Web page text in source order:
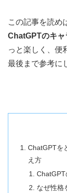
この記事を読め
ChatGPTのキ
っと楽しく、便
最後まで参考に
ChatGPTを
え方
ChatGPT
なぜ性格